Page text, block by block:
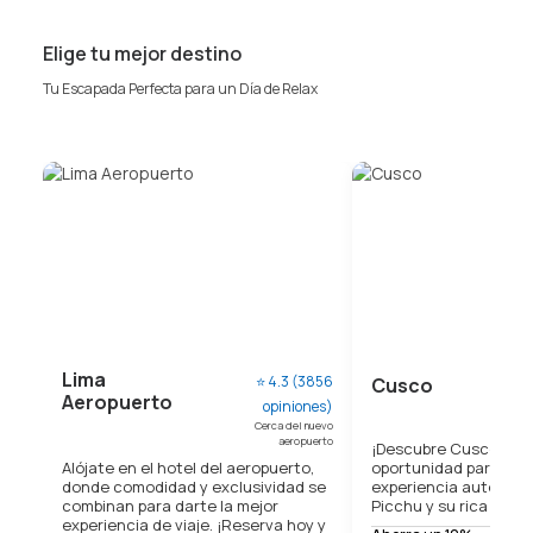
Elige tu mejor destino
Tu Escapada Perfecta para un Día de Relax
Lima
Aeropuerto
⭐ 4.3 (3856
opiniones)
Cerca del nuevo
aeropuerto
Alójate en el hotel del aeropuerto,
donde comodidad y exclusividad se
combinan para darte la mejor
experiencia de viaje. ¡Reserva hoy y
Cusco
¡Descubre Cusco!
oportunidad para
experiencia
Picchu y su rica